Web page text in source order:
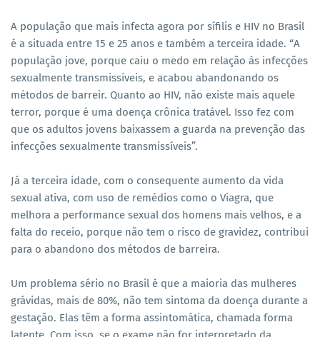
A população que mais infecta agora por sífilis e HIV no Brasil
é a situada entre 15 e 25 anos e também a terceira idade. “A
população jove, porque caiu o medo em relação às infecções
sexualmente transmissíveis, e acabou abandonando os
métodos de barreir. Quanto ao HIV, não existe mais aquele
terror, porque é uma doença crônica tratável. Isso fez com
que os adultos jovens baixassem a guarda na prevenção das
infecções sexualmente transmissíveis”.
Já a terceira idade, com o consequente aumento da vida
sexual ativa, com uso de remédios como o Viagra, que
melhora a performance sexual dos homens mais velhos, e a
falta do receio, porque não tem o risco de gravidez, contribui
para o abandono dos métodos de barreira.
Um problema sério no Brasil é que a maioria das mulheres
grávidas, mais de 80%, não tem sintoma da doença durante a
gestação. Elas têm a forma assintomática, chamada forma